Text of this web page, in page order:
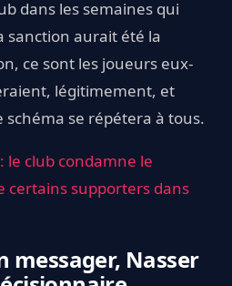
dans les semaines qui
sanction aurait été la
ce sont les joueurs eux-
légitimement, et
se répétera à tous.
: le club condamne le
certains supporters dans
messager, Nasser